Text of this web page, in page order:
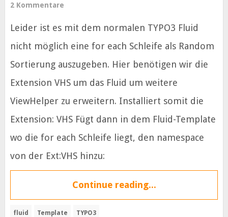
2 Kommentare
Leider ist es mit dem normalen TYPO3 Fluid
nicht möglich eine for each Schleife als Random
Sortierung auszugeben. Hier benötigen wir die
Extension VHS um das Fluid um weitere
ViewHelper zu erweitern. Installiert somit die
Extension: VHS Fügt dann in dem Fluid-Template
wo die for each Schleife liegt, den namespace
von der Ext:VHS hinzu:
Continue reading...
fluid Template TYPO3